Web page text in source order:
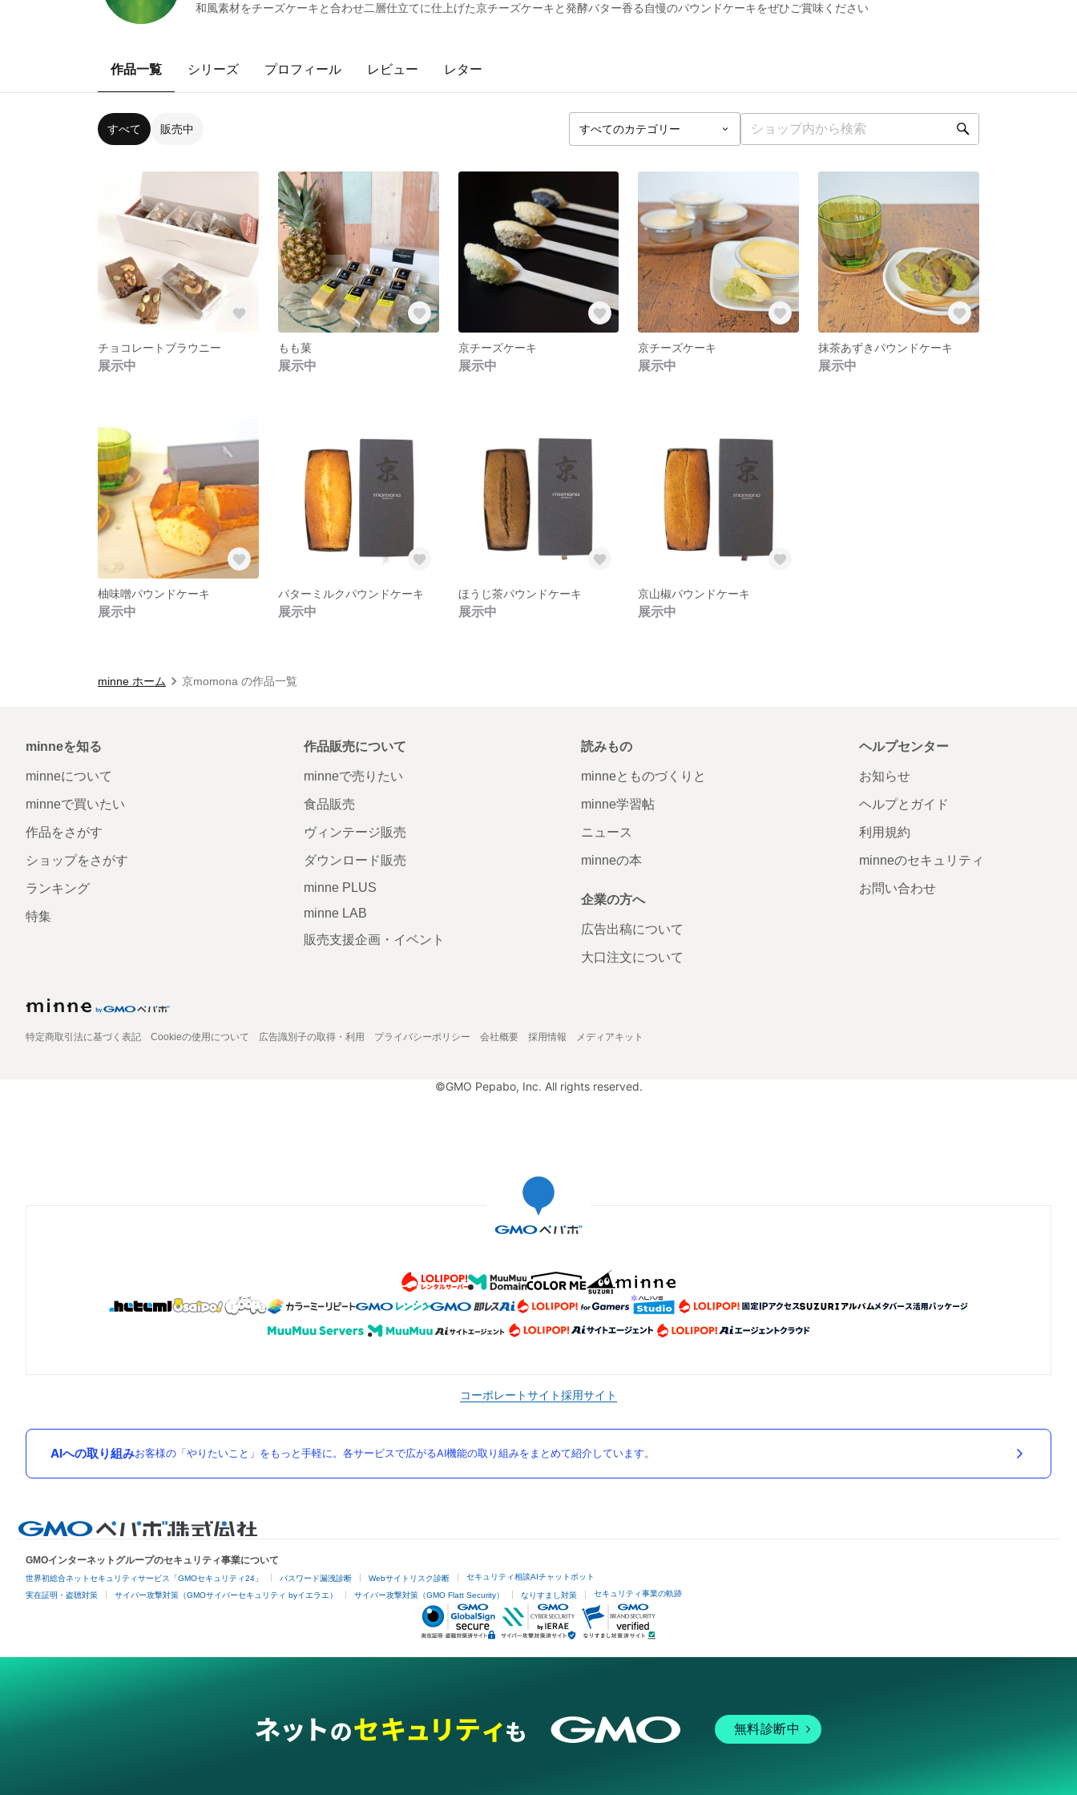
和風素材をチーズケーキと合わせ二層仕立てに仕上げた京チーズケーキと発酵バター香る自慢のパウンドケーキをぜひご賞味ください
作品一覧 シリーズ プロフィール レビュー レター
すべて 販売中
チョコレートブラウニー
展示中
もも菓
展示中
京チーズケーキ
展示中
京チーズケーキ
展示中
抹茶あずきパウンドケーキ
展示中
柚味噌パウンドケーキ
展示中
バターミルクパウンドケーキ
展示中
ほうじ茶パウンドケーキ
展示中
京山椒パウンドケーキ
展示中
minne ホーム 京momona の作品一覧
minneを知る
minneについて
minneで買いたい
作品をさがす
ショップをさがす
ランキング
特集
作品販売について
minneで売りたい
食品販売
ヴィンテージ販売
ダウンロード販売
minne PLUS
minne LAB
販売支援企画・イベント
読みもの
minneとものづくりと
minne学習帖
ニュース
minneの本
企業の方へ
広告出稿について
大口注文について
ヘルプセンター
お知らせ
ヘルプとガイド
利用規約
minneのセキュリティ
お問い合わせ
特定商取引法に基づく表記 Cookieの使用について 広告識別子の取得・利用 プライバシーポリシー 会社概要 採用情報 メディアキット
©GMO Pepabo, Inc. All rights reserved.
コーポレートサイト採用サイト
AIへの取り組みお客様の「やりたいこと」をもっと手軽に。各サービスで広がるAI機能の取り組みをまとめて紹介しています。
GMOインターネットグループのセキュリティ事業について
世界初総合ネットセキュリティサービス「GMOセキュリティ24」 パスワード漏洩診断 Webサイトリスク診断 セキュリティ相談AIチャットボット
実在証明・盗聴対策 サイバー攻撃対策（GMOサイバーセキュリティ byイエラエ） サイバー攻撃対策（GMO Flatt Security） なりすまし対策 セキュリティ事業の軌跡
無料診断中